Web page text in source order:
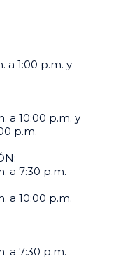
a 1:00 p.m. y
a 10:00 p.m. y
p.m.
a 7:30 p.m.
a 10:00 p.m.
a 7:30 p.m.